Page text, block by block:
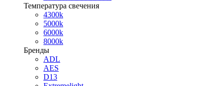
Температура свечения
4300k
5000k
6000k
8000k
Бренды
ADL
AES
D13